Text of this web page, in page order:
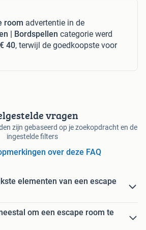
room advertentie in de
| Bordspellen categorie werd
€ 40, terwijl de goedkoopste voor
vragen
zijn gebaseerd op je zoekopdracht en de
ingestelde filters
over deze FAQ
elementen van een escape
om een escape room te